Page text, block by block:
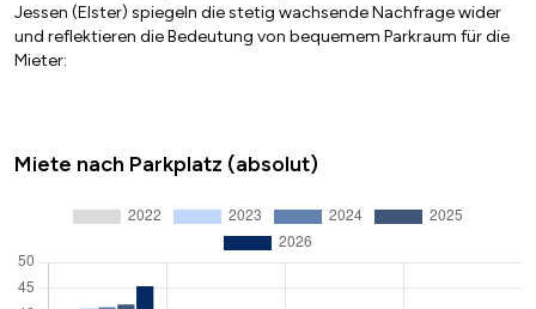
Jessen (Elster) spiegeln die stetig wachsende Nachfrage wider
und reflektieren die Bedeutung von bequemem Parkraum für die
Mieter:
Miete nach Parkplatz (absolut)